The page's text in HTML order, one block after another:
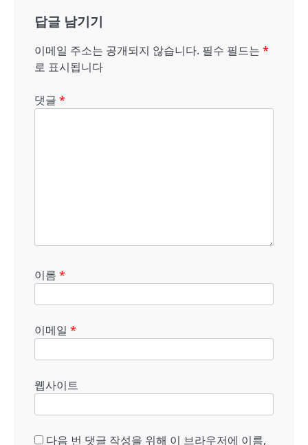
답글 남기기
이메일 주소는 공개되지 않습니다. 필수 필드는 *
로 표시됩니다
댓글 *
이름 *
이메일 *
웹사이트
다음 번 댓글 작성을 위해 이 브라우저에 이름,